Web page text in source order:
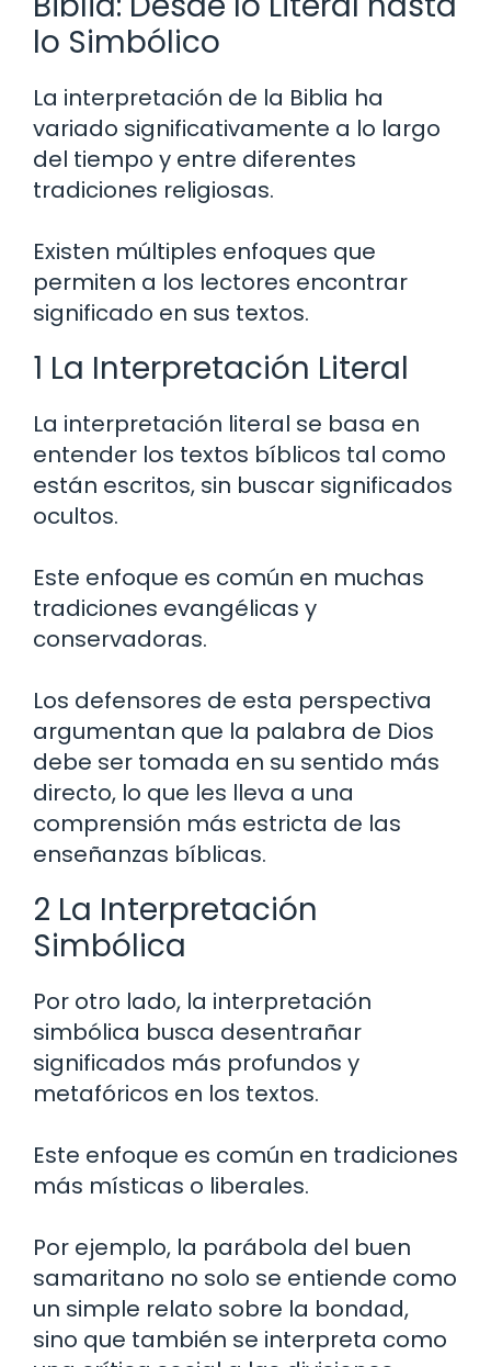
lo Simbólico
La interpretación de la Biblia ha
variado significativamente a lo largo
del tiempo y entre diferentes
tradiciones religiosas.
Existen múltiples enfoques que
permiten a los lectores encontrar
significado en sus textos.
1 La Interpretación Literal
La interpretación literal se basa en
entender los textos bíblicos tal como
están escritos, sin buscar significados
ocultos.
Este enfoque es común en muchas
tradiciones evangélicas y
conservadoras.
Los defensores de esta perspectiva
argumentan que la palabra de Dios
debe ser tomada en su sentido más
directo, lo que les lleva a una
comprensión más estricta de las
enseñanzas bíblicas.
2 La Interpretación
Simbólica
Por otro lado, la interpretación
simbólica busca desentrañar
significados más profundos y
metafóricos en los textos.
Este enfoque es común en tradiciones
más místicas o liberales.
Por ejemplo, la parábola del buen
samaritano no solo se entiende como
un simple relato sobre la bondad,
sino que también se interpreta como